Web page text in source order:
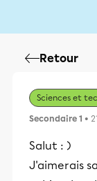
Retour
Sciences et
Secondaire 1 •
Salut : )
J'aimerais